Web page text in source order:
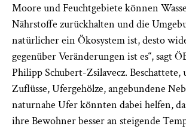
Moore und Feuchtgebiete können
Nährstoffe zurückhalten und die
natürlicher ein Ökosystem ist, desto
gegenüber Veränderungen ist es“, sagt
Philipp Schubert-­Zsilavecz. Beschattete,
Zuflüsse, Ufergehölze, angebundene
naturnahe Ufer könnten dabei helfen,
ihre Bewohner besser an steigende